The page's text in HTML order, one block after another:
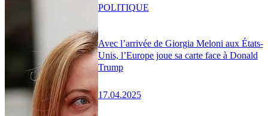
Avec l’arrivée de Giorgia Meloni aux États-
Unis, l’Europe joue sa carte face à Donald
Trump
17.04.2025
POLITIQUE